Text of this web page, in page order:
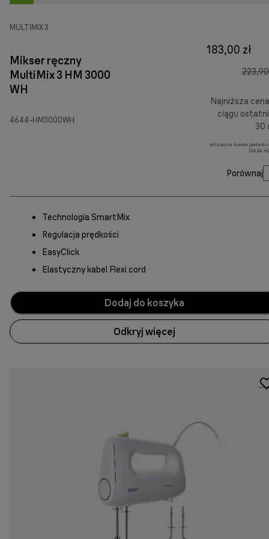
MULTIMIX 3
Mikser ręczny
MultiMix 3 HM 3000
WH
4644-HM3000WH
183,00 zł
Najniższa
ciągu
30
Wliczona kwota podatku
(34,22
Porównaj
Technologia SmartMix
Regulacja prędkości
EasyClick
Elastyczny kabel Flexi cord
Dodaj do koszyka
Odkryj więcej